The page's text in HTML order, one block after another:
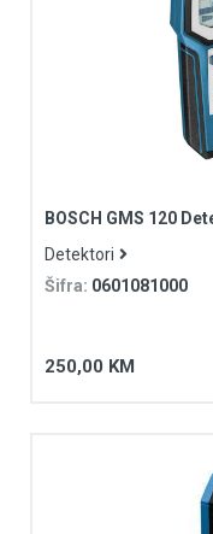
BOSCH GMS 120
Detektori
Šifra: 0601081000
250,00 KM